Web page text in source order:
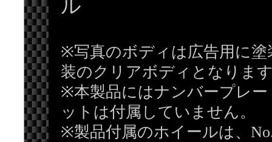
ル
※写真のボディは広告用に
装のクリアボディとなりま
※本製品にはナンバープレ
ットは付属していません。
※製品付属のホイールは、